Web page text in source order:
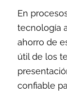
En
tecnología
ahorro de
útil de los
confiable